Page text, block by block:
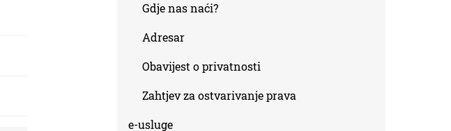
Gdje nas naći?
Adresar
Obavijest o privatnosti
Zahtjev za ostvarivanje prava
e-usluge